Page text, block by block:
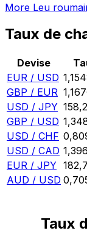
More Leu
Taux de
Devise
EUR / USD
GBP / EUR
USD / JPY
GBP / USD
USD / CHF
USD / CAD
EUR / JPY
AUD / USD
Taux